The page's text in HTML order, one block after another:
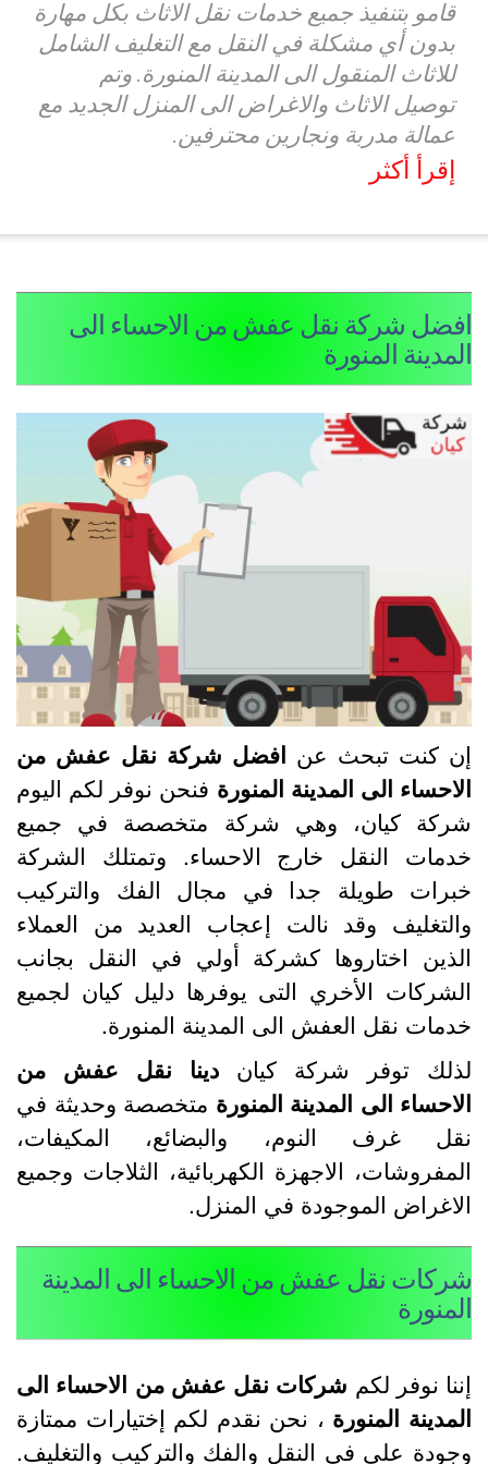
قامو بتنفيذ جميع خدمات نقل الاثاث بكل مهارة
بدون أي مشكلة في النقل مع التغليف الشامل
للاثاث المنقول الى المدينة المنورة. وتم
توصيل الاثاث والاغراض الى المنزل الجديد مع
عمالة مدربة ونجارين محترفين.
إقرأ أكثر
شركة نقل عفش من الاحساء الى
المنورة
كنت تبحث عنافضل شركة نقل عفش من
الى المدينة المنورةفنحن نوفر لكم اليوم
كيان، وهي شركة متخصصة في جميع
النقل خارج الاحساء. وتمتلك الشركة
طويلة جدا في مجال الفك والتركيب
وقد نالت إعجاب العديد من العملاء
اختاروها كشركة أولي في النقل بجانب
الأخري التى يوفرها دليل كيان لجميع
نقل العفش الى المدينة المنورة.
توفر شركة كياندينا نقل عفش من
الى المدينة المنورةمتخصصة وحديثة في
غرف النوم، والبضائع، المكيفات،
الاجهزة الكهربائية، الثلاجات وجميع
الموجودة في المنزل.
نقل عفش من الاحساء الى المدينة
نوفر لكمشركات نقل عفش من الاحساء الى
المنورة، نحن نقدم لكم إختيارات ممتازة
علي في النقل والفك والتركيب والتغليف.